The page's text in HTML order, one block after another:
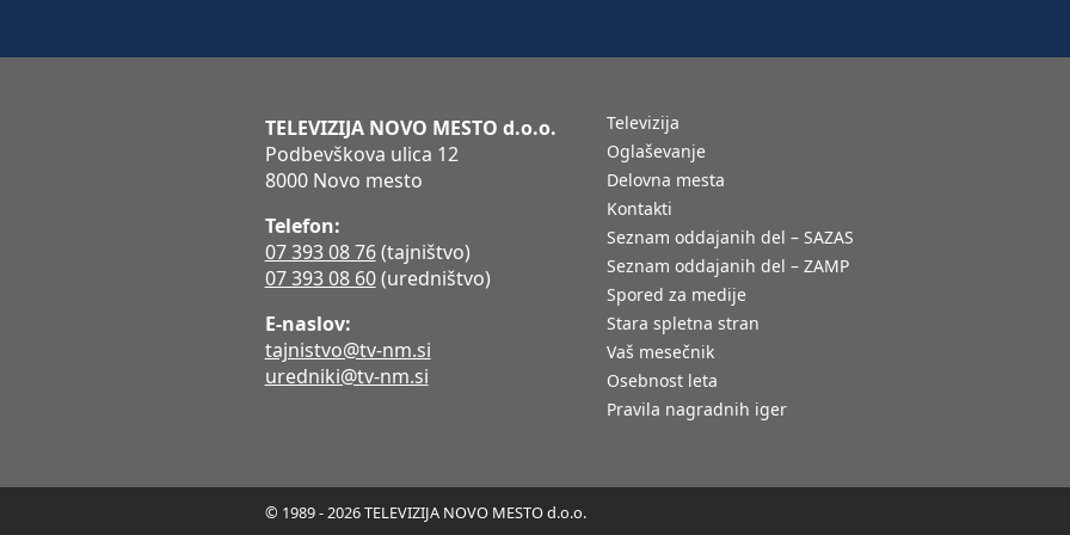
TELEVIZIJA NOVO MESTO d.o.o.
Podbevškova ulica 12
8000 Novo mesto
Telefon:
07 393 08 76(tajništvo)
07 393 08 60(uredništvo)
E-naslov:
tajnistvo@tv-nm.si
uredniki@tv-nm.si
Televizija
Oglaševanje
Delovna mesta
Kontakti
Seznam oddajanih del – SAZAS
Seznam oddajanih del – ZAMP
Spored za medije
Stara spletna stran
Vaš mesečnik
Osebnost leta
Pravila nagradnih iger
© 1989 - 2026 TELEVIZIJA NOVO MESTO d.o.o.